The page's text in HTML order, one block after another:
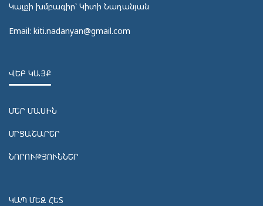
Կայքի խմբագիր՝ Կիտի Նադանյան
Email: kiti.nadanyan@gmail.com
ՎԵԲ ԿԱՅՔ
ՄԵՐ ՄԱՍԻՆ
ՄՐՑԱՇԱՐԵՐ
ՆՈՐՈՒԹՅՈՒՆՆԵՐ
ԿԱՊ ՄԵԶ ՀԵՏ